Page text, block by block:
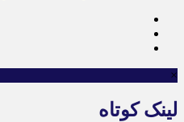
×
لینک کوتاه